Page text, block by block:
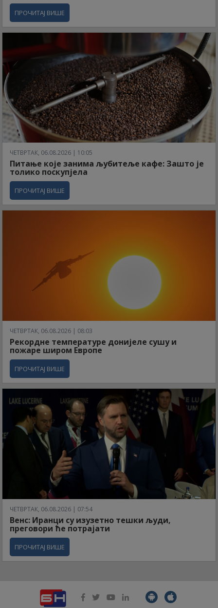
ПРОЧИТАЈ ВИШЕ
ЧЕТВРТАК, 06.08.2026 | 10:05
Питање које занима љубитеље кафе: Зашто је
толико поскупјела
ПРОЧИТАЈ ВИШЕ
ЧЕТВРТАК, 06.08.2026 | 08:03
Рекордне температуре донијеле сушу и
пожаре широм Европе
ПРОЧИТАЈ ВИШЕ
ЧЕТВРТАК, 06.08.2026 | 07:54
Венс: Иранци су изузетно тешки људи,
преговори ће потрајати
ПРОЧИТАЈ ВИШЕ